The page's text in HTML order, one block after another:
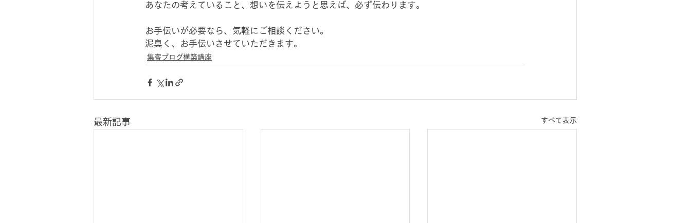
あなたの考えていること、想いを伝えようと思えば、必ず伝わります。
お手伝いが必要なら、気軽にご相談ください。
泥臭く、お手伝いさせていただきます。
集客ブログ構築講座
最新記事 すべて表示